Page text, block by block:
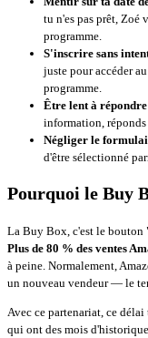
tu n'es pas prêt, Zoé
programme.
S'inscrire sans
juste pour accéder
programme.
Être lent à répondre
information,
Négliger le
d'être sélectionné
Pourquoi le Buy
La Buy Box, c'est le bouton
Plus de 80 % des ventes
à peine. Normalement,
un nouveau vendeur — le
Avec ce partenariat, ce
qui ont des mois